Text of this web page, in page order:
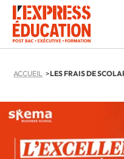
ACCUEIL LES FRAIS DE